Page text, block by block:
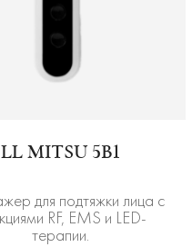
LL MITSU 5В1
для подтяжки лица с
RF, EMS и LED-
терапии.